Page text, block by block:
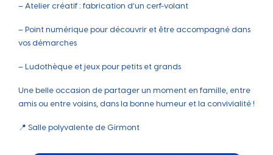
– Atelier créatif : fabrication d’un cerf-volant
– Point numérique pour découvrir et être accompagné dans
vos démarches
– Ludothèque et jeux pour petits et grands
Une belle occasion de partager un moment en famille, entre
amis ou entre voisins, dans la bonne humeur et la convivialité !
📍 Salle polyvalente de Girmont